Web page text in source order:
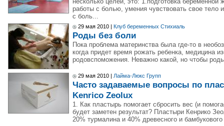
работы с болью, умения чувствовать свое тело
с боль...
29 мая 2010 | Клуб беременных Стихиаль
Роды без боли
Пока проблема материнства была где-то в
когда придет время рожать ребенка, медицина
родовспоможения. Неважно какой, но чтобы
29 мая 2010 | Лайма-Люкс Групп
Часто задаваемые вопросы по
Kenrico Zeolux
1. Как пластырь помогает сбросить вес (и
будет заметен результат? Пластыри Кенрико
20% турмалина и 40% древесного и